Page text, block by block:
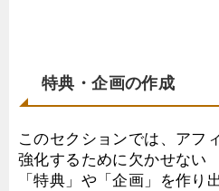
特典・企画の作成
このセクションでは、アフ
強化するために欠かせない
「特典」や「企画」を作り